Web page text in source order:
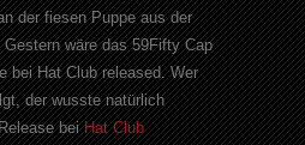
der fiesen Puppe aus der
wäre das 59Fifty Cap
bei Hat Club released. Wer
der wusste natürlich
beiHat Club